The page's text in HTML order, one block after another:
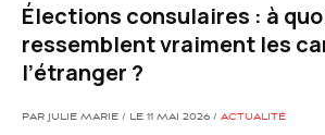
Élections consulaires : à
ressemblent vraiment les
l’étranger ?
PAR JULIE MARIE / LE 11 MAI 2026 / ACTUALITÉ